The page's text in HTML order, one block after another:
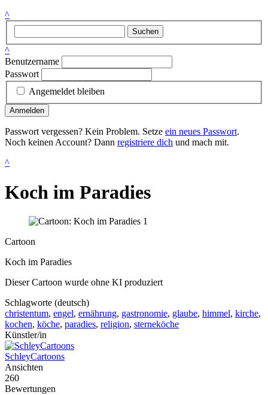
^
Suchen
^
Benutzername
Passwort
Angemeldet bleiben
Anmelden
Passwort vergessen? Kein Problem. Setze ein neues Passwort.
Noch keinen Account? Dann registriere dich und mach mit.
^
Koch im Paradies
Cartoon
Koch im Paradies
Dieser Cartoon wurde ohne KI produziert
Schlagworte (deutsch)
christentum, engel, ernährung, gastronomie, glaube, himmel, kirche,
kochen, köche, paradies, religion, sterneköche
Künstler/in
SchleyCartoons
Ansichten
260
Bewertungen